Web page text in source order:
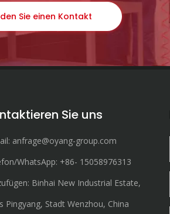
Sie einen Kontakt
Sie uns
anfrage@oyang-group.com
WhatsApp: +86- 15058976313
Binhai New Industrial Estate,
Pingyang, Stadt Wenzhou, China